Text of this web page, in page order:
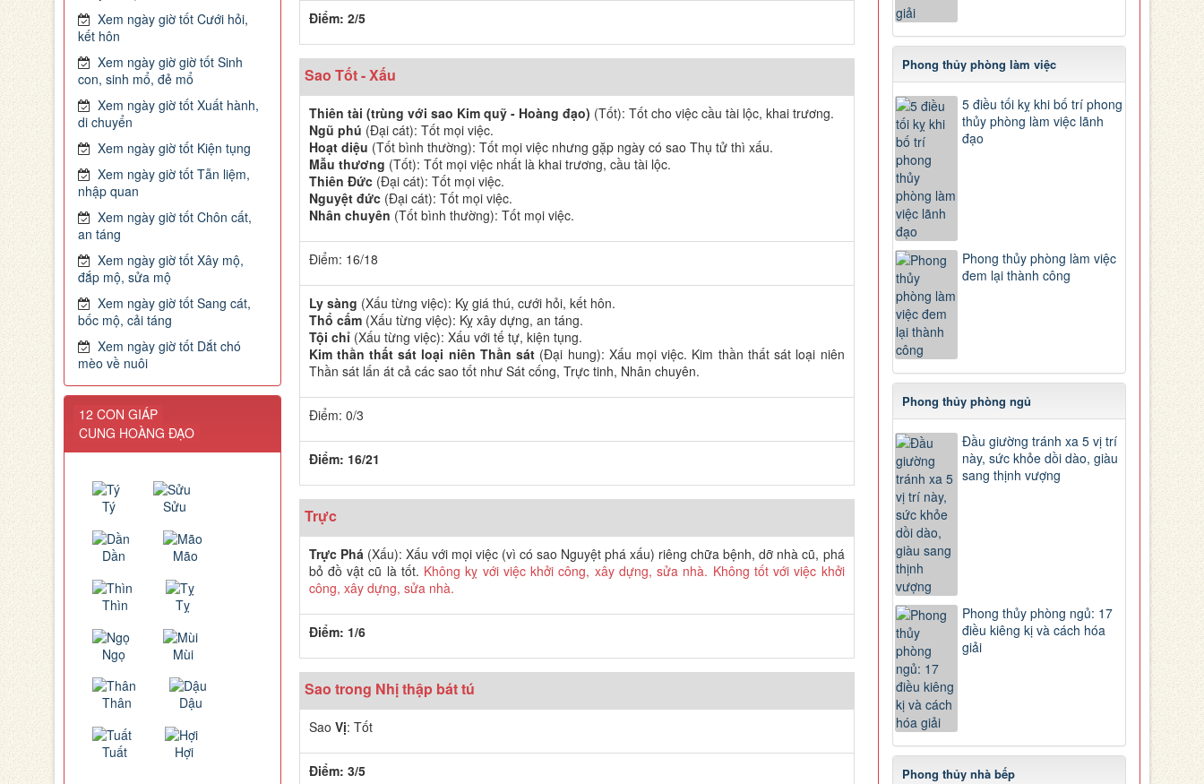
Điểm: 2/5
Sao Tốt - Xấu
Thiên tài (trùng với sao Kim quỹ - Hoàng đạo) (Tốt): Tốt cho việc cầu tài lộc, khai trương.
Ngũ phú (Đại cát): Tốt mọi việc.
Hoạt diệu (Tốt bình thường): Tốt mọi việc nhưng gặp ngày có sao Thụ tử thì xấu.
Mẫu thương (Tốt): Tốt mọi việc nhất là khai trương, cầu tài lộc.
Thiên Đức(Đại cát): Tốt mọi việc.
Nguyệt đức(Đại cát): Tốt mọi việc.
Nhân chuyên (Tốt bình thường): Tốt mọi việc.
Điểm: 16/18
Ly sàng (Xấu từng việc): Kỵ giá thú, cưới hỏi, kết hôn.
Thổ cấm(Xấu từng việc): Kỵ xây dựng, an táng.
Tội chỉ(Xấu từng việc): Xấu với tế tự, kiện tụng.
Kim thần thất sát loại niên Thần sát (Đại hung): Xấu mọi việc. Kim thần thất sát loại niên
Thần sát lấn át cả các sao tốt như Sát cống, Trực tinh, Nhân chuyên.
Điểm: 0/3
Điểm: 16/21
Trực
Trực Phá(Xấu): Xấu với mọi việc (vì có sao Nguyệt phá xấu) riêng chữa bệnh, dỡ nhà cũ, phá
bỏ đồ vật cũ là tốt. Không kỵ với việc khởi công, xây dựng, sửa nhà. Không tốt với việc khởi
công, xây dựng, sửa nhà.
Điểm: 1/6
Sao trong Nhị thập bát tú
Sao Vị: Tốt
Điểm: 3/5
Phong thủy phòng làm việc
5 điều tối kỵ khi bố trí phong
thủy phòng làm việc lãnh
đạo
Phong thủy phòng làm việc
đem lại thành công
Phong thủy phòng ngủ
Đầu giường tránh xa 5 vị trí
này, sức khỏe dồi dào, giàu
sang thịnh vượng
Phong thủy phòng ngủ: 17
điều kiêng kị và cách hóa
giải
Phong thủy nhà bếp
Xem ngày giờ tốt Cưới hỏi,
kết hôn
Xem ngày giờ giờ tốt Sinh
con, sinh mổ, đẻ mổ
Xem ngày giờ tốt Xuất hành,
di chuyển
Xem ngày giờ tốt Kiện tụng
Xem ngày giờ tốt Tẫn liệm,
nhập quan
Xem ngày giờ tốt Chôn cất,
an táng
Xem ngày giờ tốt Xây mộ,
đắp mộ, sửa mộ
Xem ngày giờ tốt Sang cát,
bốc mộ, cải táng
Xem ngày giờ tốt Dắt chó
mèo về nuôi
12 CON GIÁP
CUNG HOÀNG ĐẠO
Tý Sửu
Dần Mão
Thìn Tỵ
Ngọ Mùi
Thân Dậu
Tuất Hợi